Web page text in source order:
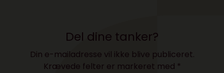
Del dine tanker?
Din e-mailadresse vil ikke blive publiceret.
Krævede felter er markeret med *